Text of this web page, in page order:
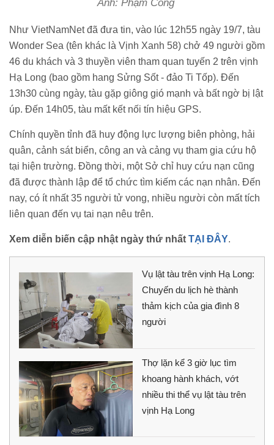
Ảnh: Phạm Công
Như VietNamNet đã đưa tin, vào lúc 12h55 ngày 19/7, tàu
Wonder Sea (tên khác là Vịnh Xanh 58) chở 49 người gồm
46 du khách và 3 thuyền viên tham quan tuyến 2 trên vịnh
Hạ Long (bao gồm hang Sửng Sốt - đảo Ti Tốp). Đến
13h30 cùng ngày, tàu gặp giông gió mạnh và bất ngờ bị lật
úp. Đến 14h05, tàu mất kết nối tín hiệu GPS.
Chính quyền tỉnh đã huy động lực lượng biên phòng, hải
quân, cảnh sát biển, công an và cảng vụ tham gia cứu hộ
tại hiện trường. Đồng thời, một Sở chỉ huy cứu nạn cũng
đã được thành lập để tổ chức tìm kiếm các nạn nhân. Đến
nay, có ít nhất 35 người tử vong, nhiều người còn mất tích
liên quan đến vụ tai nạn nêu trên.
Xem diễn biến cập nhật ngày thứ nhất TẠI ĐÂY.
Vụ lật tàu trên vịnh Hạ Long:
Chuyến du lịch hè thành
thảm kịch của gia đình 8
người
Thợ lặn kể 3 giờ lục tìm
khoang hành khách, vớt
nhiều thi thể vụ lật tàu trên
vịnh Hạ Long